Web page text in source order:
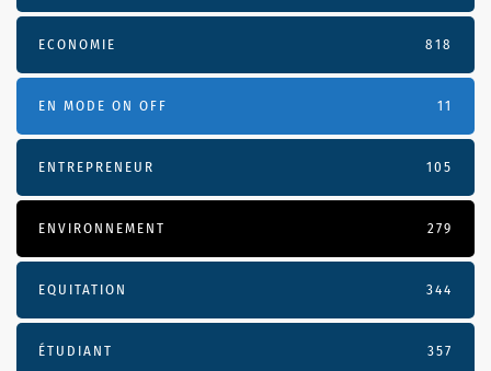
ECONOMIE 818
EN MODE ON OFF 11
ENTREPRENEUR 105
ENVIRONNEMENT 279
EQUITATION 344
ÉTUDIANT 357